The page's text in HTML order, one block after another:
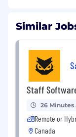
Similar
Staff
26 Minutes
Remote or
Canada